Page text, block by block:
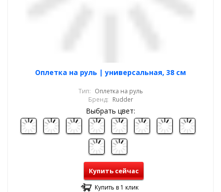
Оплетка на руль | универсальная, 38 см
Тип: Оплетка на руль
Бренд: Rudder
Выбрать цвет:
Купить сейчас
Купить в 1 клик